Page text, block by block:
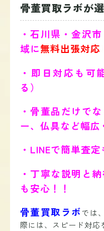
骨董買取ラボが
・石川県・金沢
域に無料出張対応
・即日対応も可
る）
・骨董品だけで
ー、仏具など幅
・LINEで簡単査
・丁寧な説明と
も安心！！
骨董買取ラボでは
際には、スピード対応